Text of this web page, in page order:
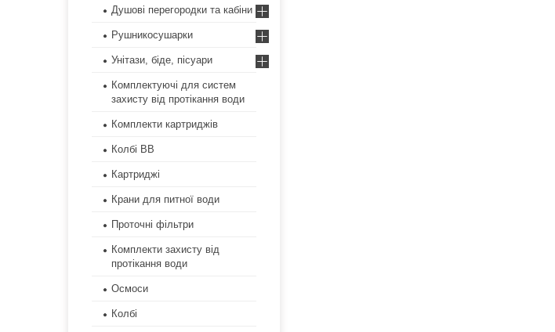
Душові перегородки та кабіни
Рушникосушарки
Унітази, біде, пісуари
Комплектуючі для систем
захисту від протікання води
Комплекти картриджів
Колбі ВВ
Картриджі
Крани для питної води
Проточні фільтри
Комплекти захисту від
протікання води
Осмоси
Колбі